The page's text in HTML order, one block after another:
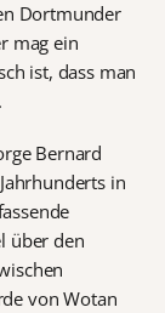
Dortmunder
mag ein
ist, dass man
Bernard
in
über den
von Wotan